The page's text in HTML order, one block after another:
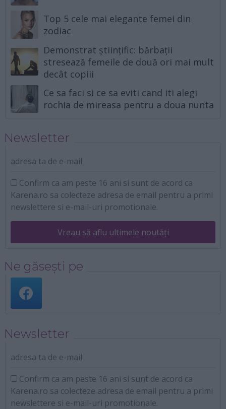
Top 5 cele mai elegante femei din
zodiac
Demonstrat științific: bărbații
stresează femeile de două ori mai mult
decât copiii
Ce sa faci si ce sa eviti cand iti alegi
rochia de mireasa pentru a doua nunta
Newsletter
adresa ta de e-mail
Confirm ca am peste 16 ani si sunt de acord ca
Karena.ro sa colecteze adresa de email pentru a primi
newslettere si e-mail-uri promotionale.
Vreau să aflu ultimele noutăți
Ne găsești pe
Newsletter
adresa ta de e-mail
Confirm ca am peste 16 ani si sunt de acord ca
Karena.ro sa colecteze adresa de email pentru a primi
newslettere si e-mail-uri promotionale.